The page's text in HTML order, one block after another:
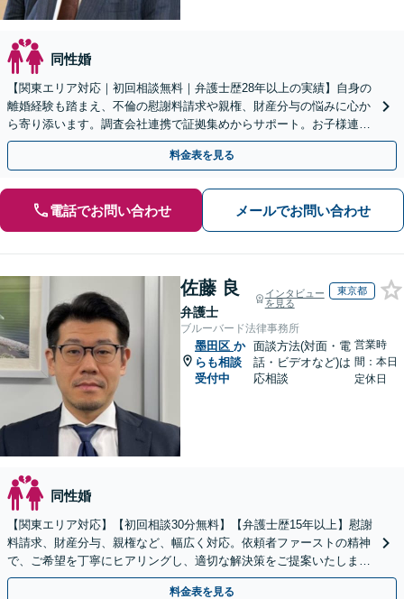
同性婚
【関東エリア対応｜初回相談無料｜弁護士歴28年以上の実績】自身の
離婚経験も踏まえ、不倫の慰謝料請求や親権、財産分与の悩みに心か
ら寄り添います。調査会社連携で証拠集めからサポート。お子様連れ
大歓迎！戦略的な再出発のために、まずはご相談ください
料金表を見る
電話でお問い合わせ メールでお問い合わせ
佐藤 良
弁護士
インタビュー
を見る
東京都
ブルーバード法律事務所
墨田区 か
らも相談
受付中
面談方法(対面・電
話・ビデオなど)は
応相談
営業時
間：本日
定休日
同性婚
【関東エリア対応】【初回相談30分無料】【弁護士歴15年以上】慰謝
料請求、財産分与、親権など、幅広く対応。依頼者ファーストの精神
で、ご希望を丁寧にヒアリングし、適切な解決策をご提案いたしま
す。まずは無料相談でお悩みをお聞かせください。
料金表を見る